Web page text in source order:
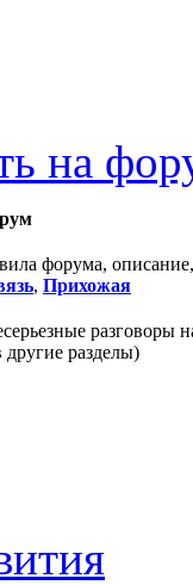
на
форума,
, Прихожая
разговоры
разделы)